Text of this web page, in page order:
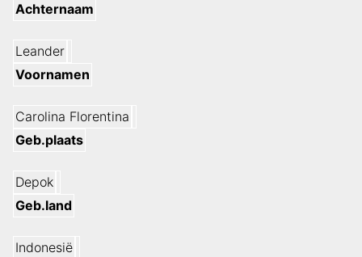
Achternaam
Leander
Voornamen
Carolina Florentina
Geb.plaats
Depok
Geb.land
Indonesië